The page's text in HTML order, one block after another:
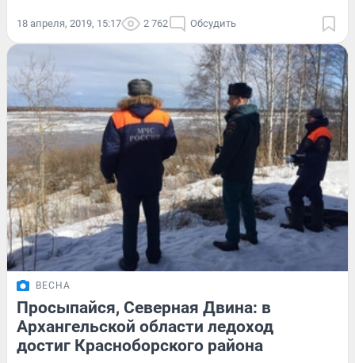
18 апреля, 2019, 15:17 2 762 Обсудить
ВЕСНА
Просыпайся, Северная Двина: в
Архангельской области ледоход
достиг Красноборского района